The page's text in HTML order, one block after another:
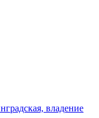
владение